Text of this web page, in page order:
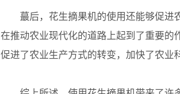
蕞后，花生摘果机的使用还能够促进农
在推动农业现代化的道路上起到了重要的
促进了农业生产方式的转变，加快了农业